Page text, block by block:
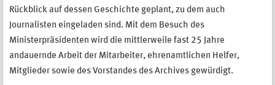
Rückblick auf dessen Geschichte geplant, zu dem auch
Journalisten eingeladen sind. Mit dem Besuch des
Ministerpräsidenten wird die mittlerweile fast 25 Jahre
andauernde Arbeit der Mitarbeiter, ehrenamtlichen Helfer,
Mitglieder sowie des Vorstandes des Archives gewürdigt.